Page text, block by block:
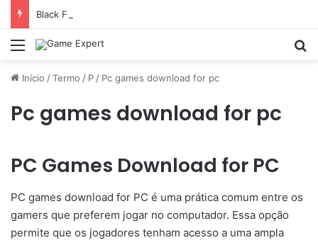
Black Friday: descontos incríveis em eletrônicos
Menu
Início /Termo / P / Pc games download for pc
Pc games download for pc
PC Games Download for PC
PC games download for PC é uma prática comum entre os
gamers que preferem jogar no computador. Essa opção
permite que os jogadores tenham acesso a uma ampla